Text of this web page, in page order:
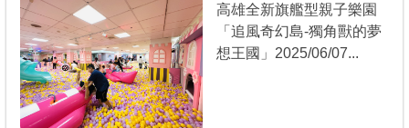
高雄全新旗艦型親子樂園
「追風奇幻島-獨角獸的夢
想王國」2025/06/07...